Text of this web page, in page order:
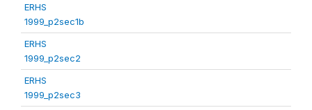
ERHS
1999_p2sec1b
ERHS
1999_p2sec2
ERHS
1999_p2sec3